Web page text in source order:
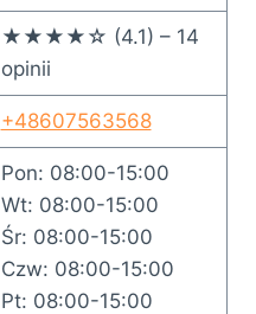
★★★★☆ (4.1) – 14
opinii
+48607563568
Pon: 08:00-15:00
Wt: 08:00-15:00
Śr: 08:00-15:00
Czw: 08:00-15:00
Pt: 08:00-15:00